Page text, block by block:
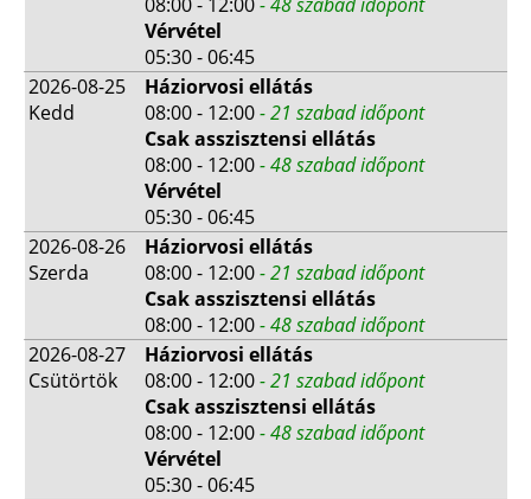
Vérvétel
05:30 - 06:45
2026-08-25
Kedd
Háziorvosi ellátás
08:00 - 12:00- 21 szabad időpont
Csak asszisztensi ellátás
08:00 - 12:00- 48 szabad időpont
Vérvétel
05:30 - 06:45
2026-08-26
Szerda
Háziorvosi ellátás
08:00 - 12:00- 21 szabad időpont
Csak asszisztensi ellátás
08:00 - 12:00- 48 szabad időpont
2026-08-27
Csütörtök
Háziorvosi ellátás
08:00 - 12:00- 21 szabad időpont
Csak asszisztensi ellátás
08:00 - 12:00- 48 szabad időpont
Vérvétel
05:30 - 06:45